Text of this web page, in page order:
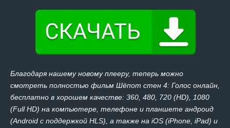
Благодаря нашему новому плееру, теперь можно
смотреть полностью фильм Шёпот стен 4: Голос онлайн,
бесплатно в хорошем качестве: 360, 480, 720 (HD), 1080
(Full HD) на компьютере, телефоне и планшете андроид
(Android с поддержкой HLS), а также на iOS (iPhone, iPad) и